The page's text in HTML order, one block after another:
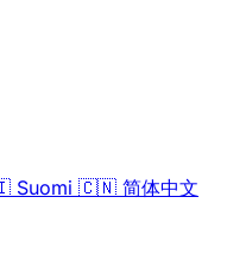
Suomi 🇨🇳 简体中文